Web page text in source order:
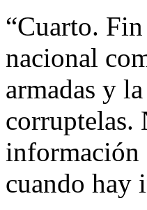
“Cuarto.
nacional
armadas y
corruptelas.
información
cuando hay